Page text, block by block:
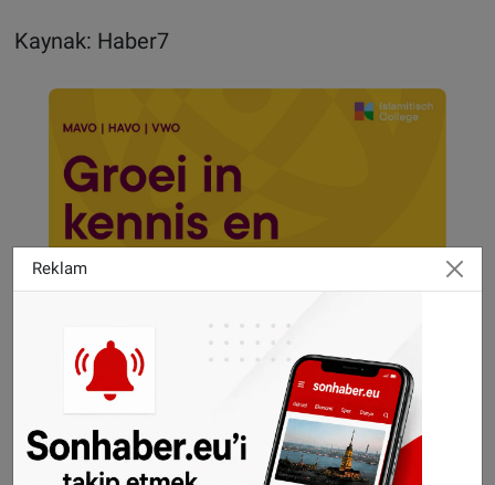
Kaynak: Haber7
Reklam